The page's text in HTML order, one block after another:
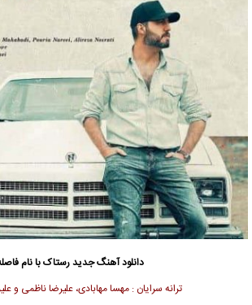
دانلود آهنگ جدیدرستاکبا نام
ترانه سرایان : مهسا مهابادی، علیرضا ناظمی و